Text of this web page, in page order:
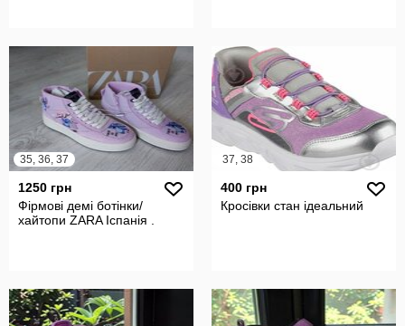
35, 36, 37
1250 грн
Фірмові демі ботінки/
хайтопи ZARA Іспанія .
37, 38
400 грн
Кросівки стан ідеальний